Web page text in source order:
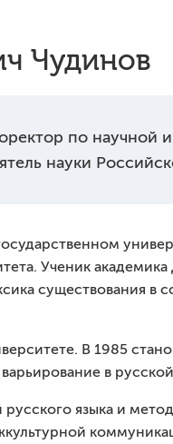
Чудинов
по научной
науки
Ученик
существования в
В 1985
в русской
языка и